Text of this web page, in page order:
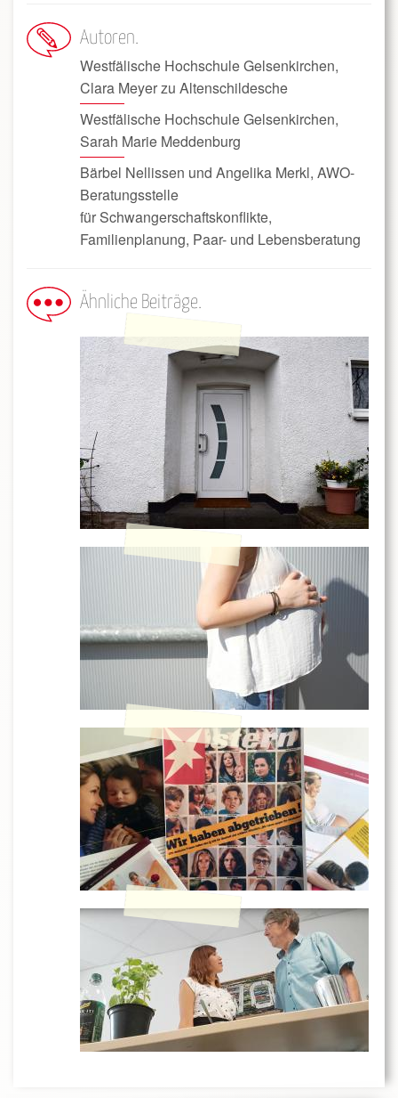
Autoren
Westfälische Hochschule Gelsenkirchen,
Clara Meyer zu Altenschildesche
Westfälische Hochschule Gelsenkirchen,
Sarah Marie Meddenburg
Bärbel Nellissen und Angelika Merkl, AWO-
Beratungsstelle
für Schwangerschaftskonflikte,
Familienplanung, Paar- und Lebensberatung
Ähnliche Beiträge